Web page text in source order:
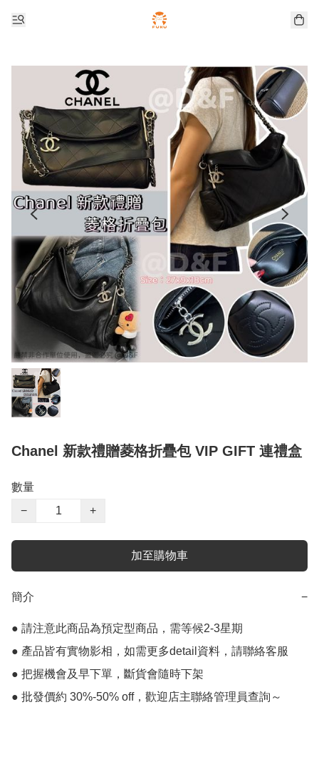
Chanel 新款禮贈菱格折疊包 VIP GIFT 連禮盒
數量
−
+
加至購物車
簡介 −
● 請注意此商品為預定型商品，需等候2-3星期
● 產品皆有實物影相，如需更多detail資料，請聯絡客服
● 把握機會及早下單，斷貨會隨時下架
● 批發價約 30%-50% off，歡迎店主聯絡管理員查詢～